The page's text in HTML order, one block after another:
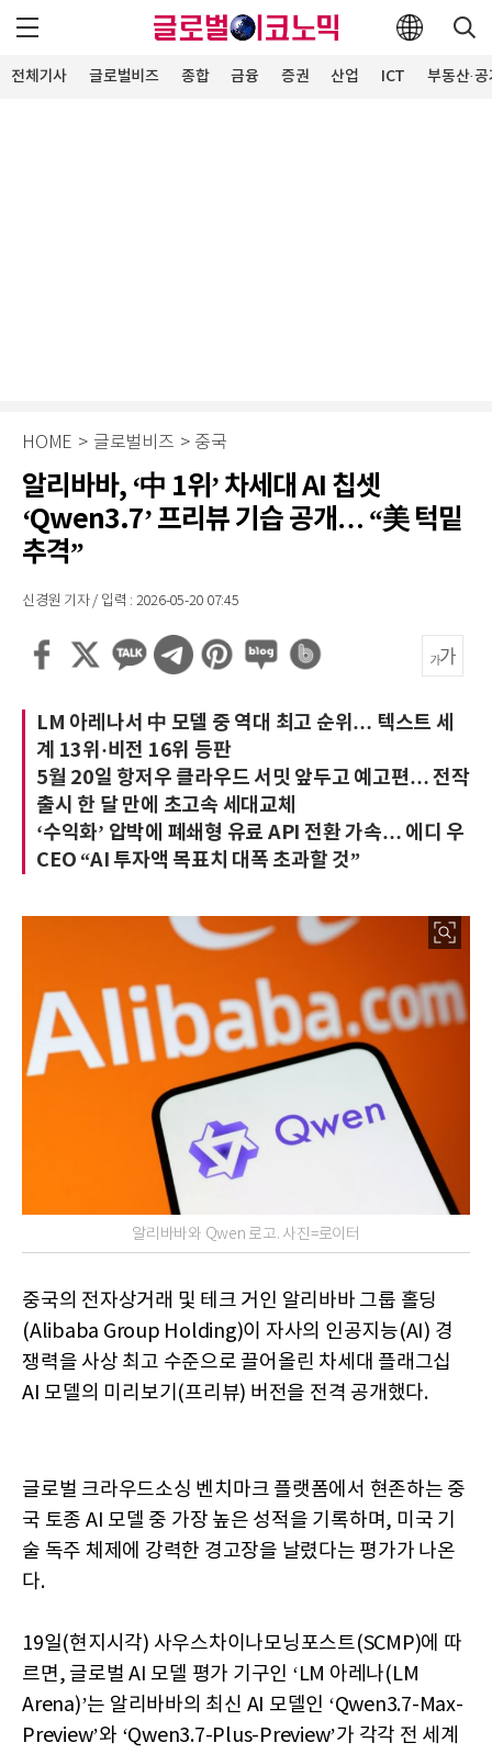
전체기사 글로벌비즈 종합 금융 증권 산업 ICT 부동산·
HOME > 글로벌비즈 > 중국
알리바바, ‘中 1위’ 차세대 AI 칩셋
‘Qwen3.7’ 프리뷰 기습 공개… “美 턱밑
추격”
신경원 기자 / 입력 : 2026-05-20 07:45
LM 아레나서 中 모델 중 역대 최고 순위… 텍스트 세
계 13위·비전 16위 등판
5월 20일 항저우 클라우드 서밋 앞두고 예고편… 전작
출시 한 달 만에 초고속 세대교체
‘수익화’ 압박에 폐쇄형 유료 API 전환 가속… 에디 우
CEO “AI 투자액 목표치 대폭 초과할 것”
알리바바와 Qwen 로고. 사진=로이터
중국의 전자상거래 및 테크 거인 알리바바 그룹 홀딩
(Alibaba Group Holding)이 자사의 인공지능(AI) 경
쟁력을 사상 최고 수준으로 끌어올린 차세대 플래그십
AI 모델의 미리보기(프리뷰) 버전을 전격 공개했다.
글로벌 크라우드소싱 벤치마크 플랫폼에서 현존하는 중
국 토종 AI 모델 중 가장 높은 성적을 기록하며, 미국 기
술 독주 체제에 강력한 경고장을 날렸다는 평가가 나온
다.
19일(현지시각) 사우스차이나모닝포스트(SCMP)에 따
르면, 글로벌 AI 모델 평가 기구인 ‘LM 아레나(LM
Arena)’는 알리바바의 최신 AI 모델인 ‘Qwen3.7-Max-
Preview’와 ‘Qwen3.7-Plus-Preview’가 각각 전 세계